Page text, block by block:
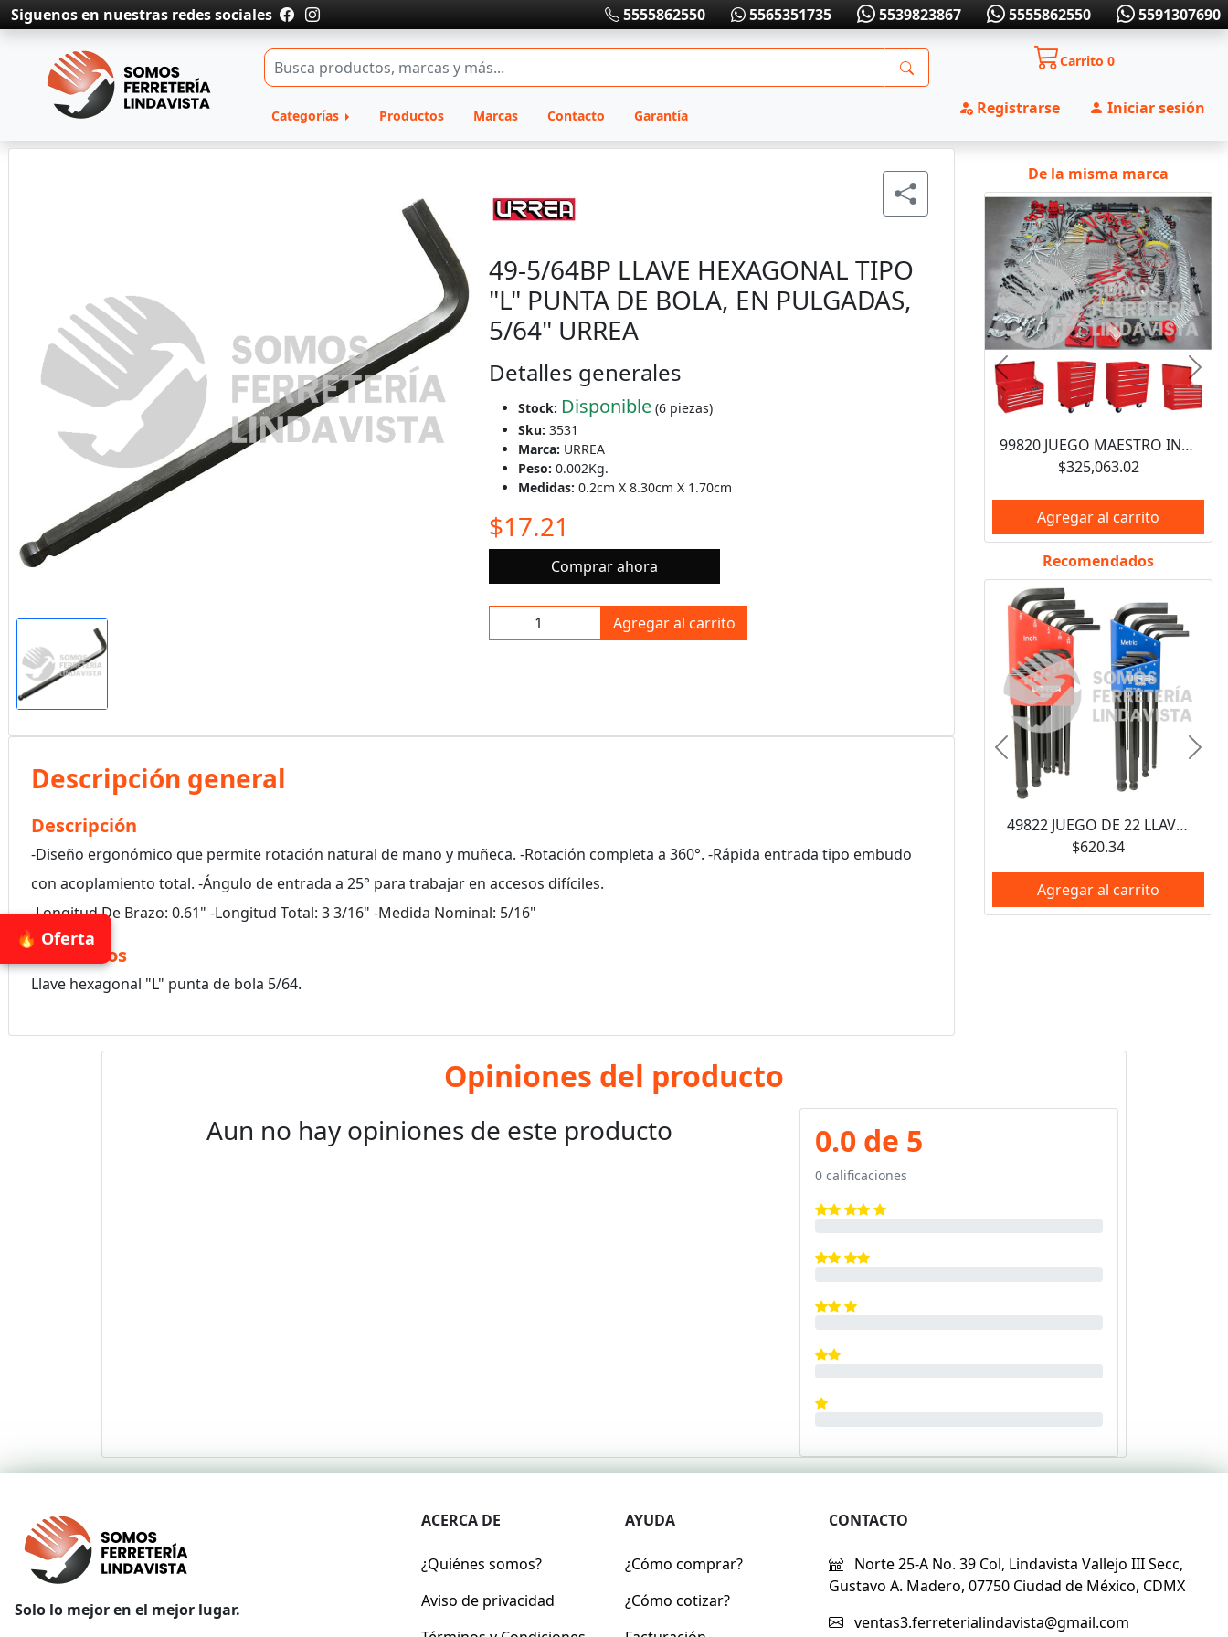
🔥 Oferta
Siguenos en nuestras redes sociales 5555862550 5565351735 5539823867 5555862550 5591307690
Categorías Productos Marcas Contacto Garantía
Carrito0
Registrarse Iniciar sesión
49-5/64BP LLAVE HEXAGONAL TIPO
"L" PUNTA DE BOLA, EN PULGADAS,
5/64" URREA
Detalles generales
Stock: Disponible (6 piezas)
Sku: 3531
Marca: URREA
Peso: 0.002Kg.
Medidas: 0.2cm X 8.30cm X 1.70cm
$17.21
Comprar ahora
Agregar al carrito
Descripción general
Descripción
-Diseño ergonómico que permite rotación natural de mano y muñeca. -Rotación completa a 360°. -Rápida entrada tipo embudo
con acoplamiento total. -Ángulo de entrada a 25° para trabajar en accesos difíciles.
-Longitud De Brazo: 0.61" -Longitud Total: 3 3/16" -Medida Nominal: 5/16"
Accesorios
Llave hexagonal "L" punta de bola 5/64.
De la misma marca
99820 JUEGO MAESTRO INDUSTRIAL COMBINADO 940 PIEZAS, CON GABINETES EX27M5, EX27M6, EX27S6 URREA
$325,063.02
Agregar al carrito
Anterior
Recomendados
49822 JUEGO DE 22 LLAVES HEXAGONALES TIPO "L", COMBINADAS, PUNTA DE BOLA 4995 Y 4996 URREA
$620.34
Agregar al carrito
Anterior
Opiniones del producto
Aun no hay opiniones de este producto 0.0 de 5
0 calificaciones
Solo lo mejor en el mejor lugar.
ACERCA DE
¿Quiénes somos?
Aviso de privacidad
AYUDA
¿Cómo comprar?
¿Cómo cotizar?
CONTACTO
Norte 25-A No. 39 Col, Lindavista Vallejo III Secc,
Gustavo A. Madero, 07750 Ciudad de México, CDMX
ventas3.ferreterialindavista@gmail.com